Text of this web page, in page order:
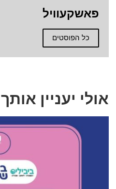
פאשקעוויל
כל הפוסטים
אולי יעניין